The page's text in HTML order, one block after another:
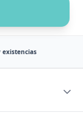
existencias